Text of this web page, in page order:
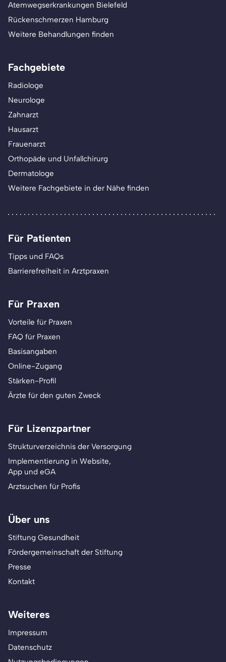
Atemwegserkrankungen Bielefeld
Rückenschmerzen Hamburg
Weitere Behandlungen finden
Fachgebiete
Radiologe
Neurologe
Zahnarzt
Hausarzt
Frauenarzt
Orthopäde und Unfallchirurg
Dermatologe
Weitere Fachgebiete in der Nähe finden
Für Patienten
Tipps und FAQs
Barrierefreiheit in Arztpraxen
Für Praxen
Vorteile für Praxen
FAQ für Praxen
Basisangaben
Online-Zugang
Stärken-Profil
Ärzte für den guten Zweck
Für Lizenzpartner
Strukturverzeichnis der Versorgung
Implementierung in Website,
App und eGA
Arztsuchen für Profis
Über uns
Stiftung Gesundheit
Fördergemeinschaft der Stiftung
Presse
Kontakt
Weiteres
Impressum
Datenschutz